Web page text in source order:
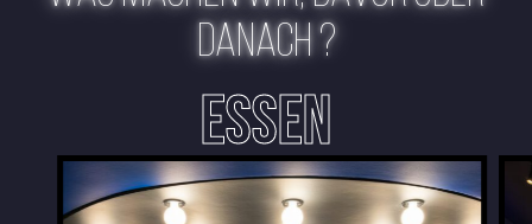
DANACH ?
ESSEN